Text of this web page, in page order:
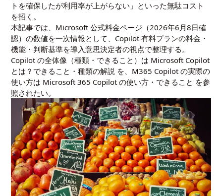
トを確保したが利用率が上がらない」といった無駄コスト
を招く。
本記事では、Microsoft 公式料金ページ（2026年6月8日確
認）の数値を一次情報として、Copilot 有料プランの料金・
機能・判断基準を導入意思決定者の視点で整理する。
Copilot の全体像（種類・できること）は Microsoft Copilot
とは？できること・種類の解説 を、M365 Copilot の実際の
使い方は Microsoft 365 Copilot の使い方・できること を参
照されたい。